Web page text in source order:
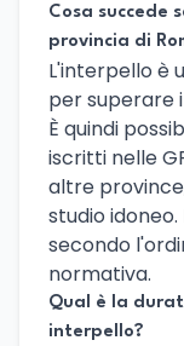
Cosa succede
provincia di
L'interpello è
per superare
È quindi
iscritti nelle
altre
studio
secondo
normativa.
Qual è la
interpello?